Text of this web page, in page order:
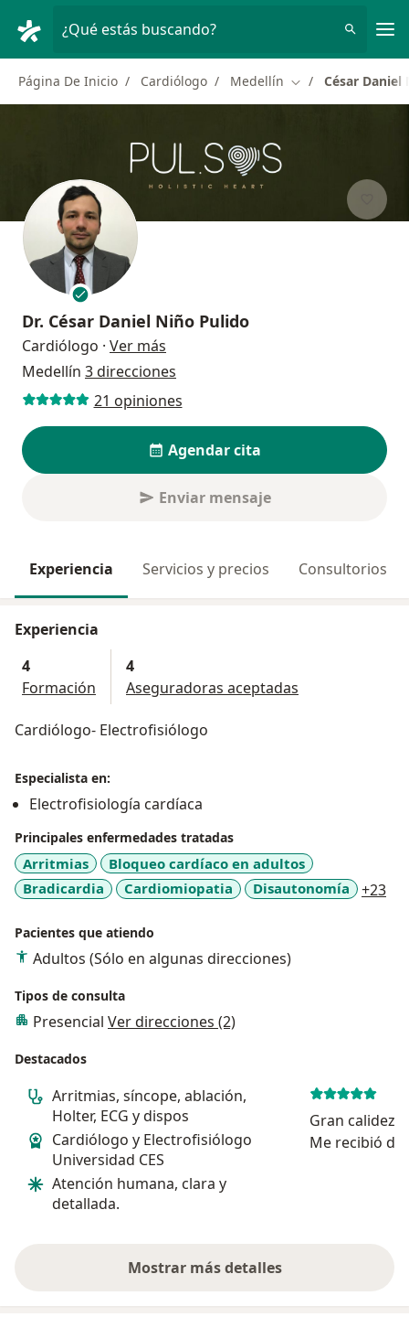
¿Qué estás buscando?
Página De Inicio Cardiólogo Medellín Cambiar de ciudad
César Daniel
Dr. César Daniel Niño Pulido
Cardiólogo · Ver más
Medellín 3 direcciones
21 opiniones
Agendar cita
Enviar mensaje
Experiencia Servicios y precios Consultorios
Experiencia
4
Formación
4
Aseguradoras aceptadas
Cardiólogo- Electrofisiólogo
Especialista en:
Electrofisiología cardíaca
Principales enfermedades tratadas
Arritmias
Bloqueo cardíaco en adultos
Bradicardia
Cardiomiopatia Disautonomía +23
Pacientes que atiendo
Adultos (Sólo en algunas direcciones)
Tipos de consulta
Presencial Ver direcciones (2)
Destacados
Arritmias, síncope, ablación,
Holter, ECG y dispos
Cardiólogo y Electrofisiólogo
Universidad CES
Atención humana, clara y
detallada.
Gran calidez
Me recibió
Mostrar más detalles
sobre la experiencia